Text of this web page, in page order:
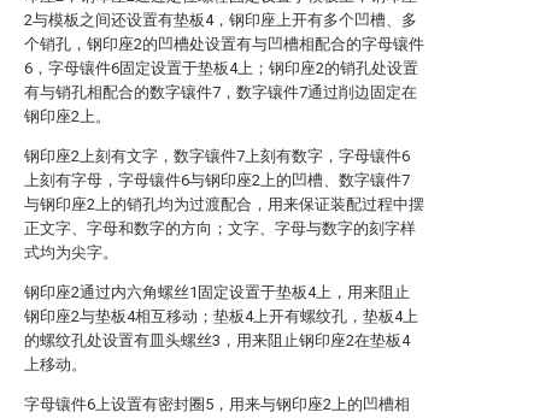
2与模板之间还设置有垫板4，钢印座上开有多个凹槽、多
个销孔，钢印座2的凹槽处设置有与凹槽相配合的字母镶件
6，字母镶件6固定设置于垫板4上；钢印座2的销孔处设置
有与销孔相配合的数字镶件7，数字镶件7通过削边固定在
钢印座2上。
钢印座2上刻有文字，数字镶件7上刻有数字，字母镶件6
上刻有字母，字母镶件6与钢印座2上的凹槽、数字镶件7
与钢印座2上的销孔均为过渡配合，用来保证装配过程中摆
正文字、字母和数字的方向；文字、字母与数字的刻字样
式均为尖字。
钢印座2通过内六角螺丝1固定设置于垫板4上，用来阻止
钢印座2与垫板4相互移动；垫板4上开有螺纹孔，垫板4上
的螺纹孔处设置有皿头螺丝3，用来阻止钢印座2在垫板4
上移动。
字母镶件6上设置有密封圈5，用来与钢印座2上的凹槽相